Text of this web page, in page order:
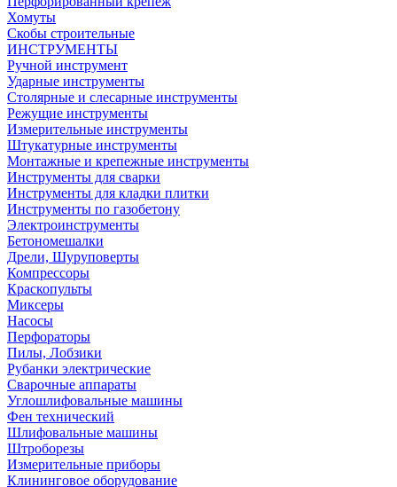
Хомуты
Скобы строительные
ИНСТРУМЕНТЫ
Ручной инструмент
Ударные инструменты
Столярные и слесарные инструменты
Режущие инструменты
Измерительные инструменты
Штукатурные инструменты
Монтажные и крепежные инструменты
Инструменты для сварки
Инструменты для кладки плитки
Инструменты по газобетону
Электроинструменты
Бетономешалки
Дрели, Шуруповерты
Компрессоры
Краскопульты
Миксеры
Насосы
Перфораторы
Пилы, Лобзики
Рубанки электрические
Сварочные аппараты
Углошлифовальные машины
Фен технический
Шлифовальные машины
Штроборезы
Измерительные приборы
Клининговое оборудование